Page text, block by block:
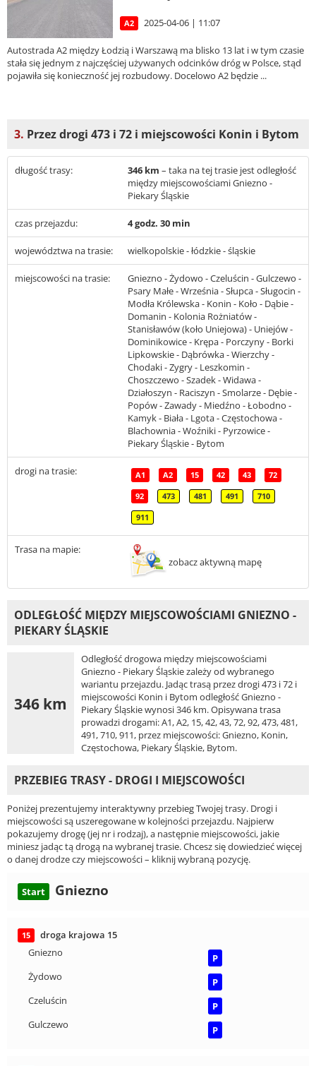
A2 2025-04-06 | 11:07
Autostrada A2 między Łodzią i Warszawą ma blisko 13 lat i w tym czasie
stała się jednym z najczęściej używanych odcinków dróg w Polsce, stąd
pojawiła się konieczność jej rozbudowy. Docelowo A2 będzie ...
3. Przez drogi 473 i 72 i miejscowości Konin i Bytom
długość trasy: 346 km – taka na tej trasie jest odległość
między miejscowościami Gniezno -
Piekary Śląskie
czas przejazdu: 4 godz. 30 min
województwa na trasie: wielkopolskie - łódzkie - śląskie
miejscowości na trasie:
Gniezno - Żydowo - Czeluścin - Gulczewo -
Psary Małe - Września - Słupca - Sługocin -
Modła Królewska - Konin - Koło - Dąbie -
Domanin - Kolonia Rożniatów -
Stanisławów (koło Uniejowa) - Uniejów -
Dominikowice - Krępa - Porczyny - Borki
Lipkowskie - Dąbrówka - Wierzchy -
Chodaki - Zygry - Leszkomin -
Choszczewo - Szadek - Widawa -
Działoszyn - Raciszyn - Smolarze - Dębie -
Popów - Zawady - Miedźno - Łobodno -
Kamyk - Biała - Lgota - Częstochowa -
Blachownia - Woźniki - Pyrzowice -
Piekary Śląskie - Bytom
drogi na trasie: A1 A2 15 42 43 72
92 473 481 491 710
911
Trasa na mapie:
zobacz aktywną mapę
ODLEGŁOŚĆ MIĘDZY MIEJSCOWOŚCIAMI GNIEZNO -
PIEKARY ŚLĄSKIE
346 km
Odległość drogowa między miejscowościami
Gniezno - Piekary Śląskie zależy od wybranego
wariantu przejazdu. Jadąc trasą przez drogi 473 i 72 i
miejscowości Konin i Bytom odległość Gniezno -
Piekary Śląskie wynosi 346 km. Opisywana trasa
prowadzi drogami: A1, A2, 15, 42, 43, 72, 92, 473, 481,
491, 710, 911, przez miejscowości: Gniezno, Konin,
Częstochowa, Piekary Śląskie, Bytom.
PRZEBIEG TRASY - DROGI I MIEJSCOWOŚCI
Poniżej prezentujemy interaktywny przebieg Twojej trasy. Drogi i
miejscowości są uszeregowane w kolejności przejazdu. Najpierw
pokazujemy drogę (jej nr i rodzaj), a następnie miejscowości, jakie
miniesz jadąc tą drogą na wybranej trasie. Chcesz się dowiedzieć więcej
o danej drodze czy miejscowości – kliknij wybraną pozycję.
Start Gniezno
15
droga krajowa 15
Gniezno
P
Żydowo
P
Czeluścin
P
Gulczewo
P